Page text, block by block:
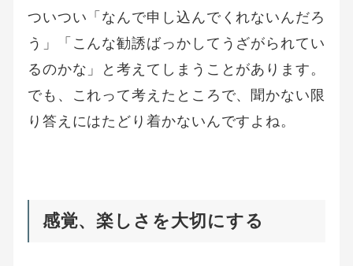
ついつい「なんで申し込んでくれないんだろ
う」「こんな勧誘ばっかしてうざがられてい
るのかな」と考えてしまうことがあります。
でも、これって考えたところで、聞かない限
り答えにはたどり着かないんですよね。
感覚、楽しさを大切にする